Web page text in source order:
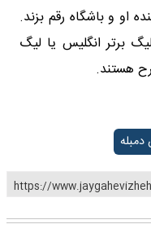
او و باشگاه رقم بزند.
برتر انگلیس یا لیگ
هستند.
دمبله
https://